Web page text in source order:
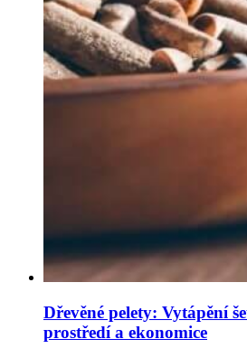
Dřevěné pelety: Vytápění
prostředí a ekonomice